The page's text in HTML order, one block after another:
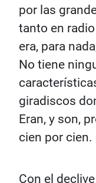
por las
tanto en
era, para
No tiene
giradiscos
Eran, y son,
cien por cien.
Con el